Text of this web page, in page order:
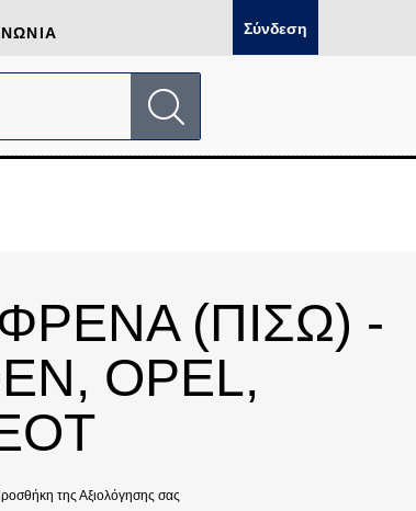
Σύνδεση
(ΠΙΣΩ) -
OPEL,
της Αξιολόγησης σας